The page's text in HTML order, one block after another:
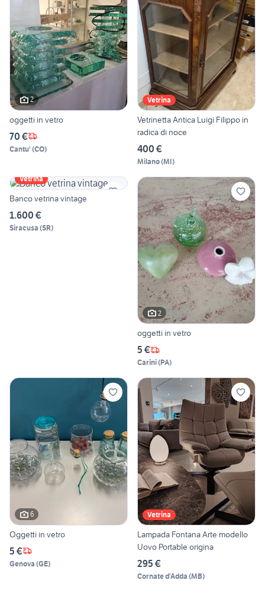
2
oggetti in vetro
70 €
Cantu' (CO)
Vetrina
Vetrinetta Antica Luigi Filippo in
radica di noce
400 €
Milano(MI)
Vetrina
Banco vetrina vintage
1.600 €
Siracusa (SR)
2
oggetti in vetro
5 €
Carini(PA)
6
Oggetti in vetro
5 €
Genova (GE)
Vetrina
Lampada Fontana Arte modello
Uovo Portable origina
295 €
Cornate d'Adda (MB)